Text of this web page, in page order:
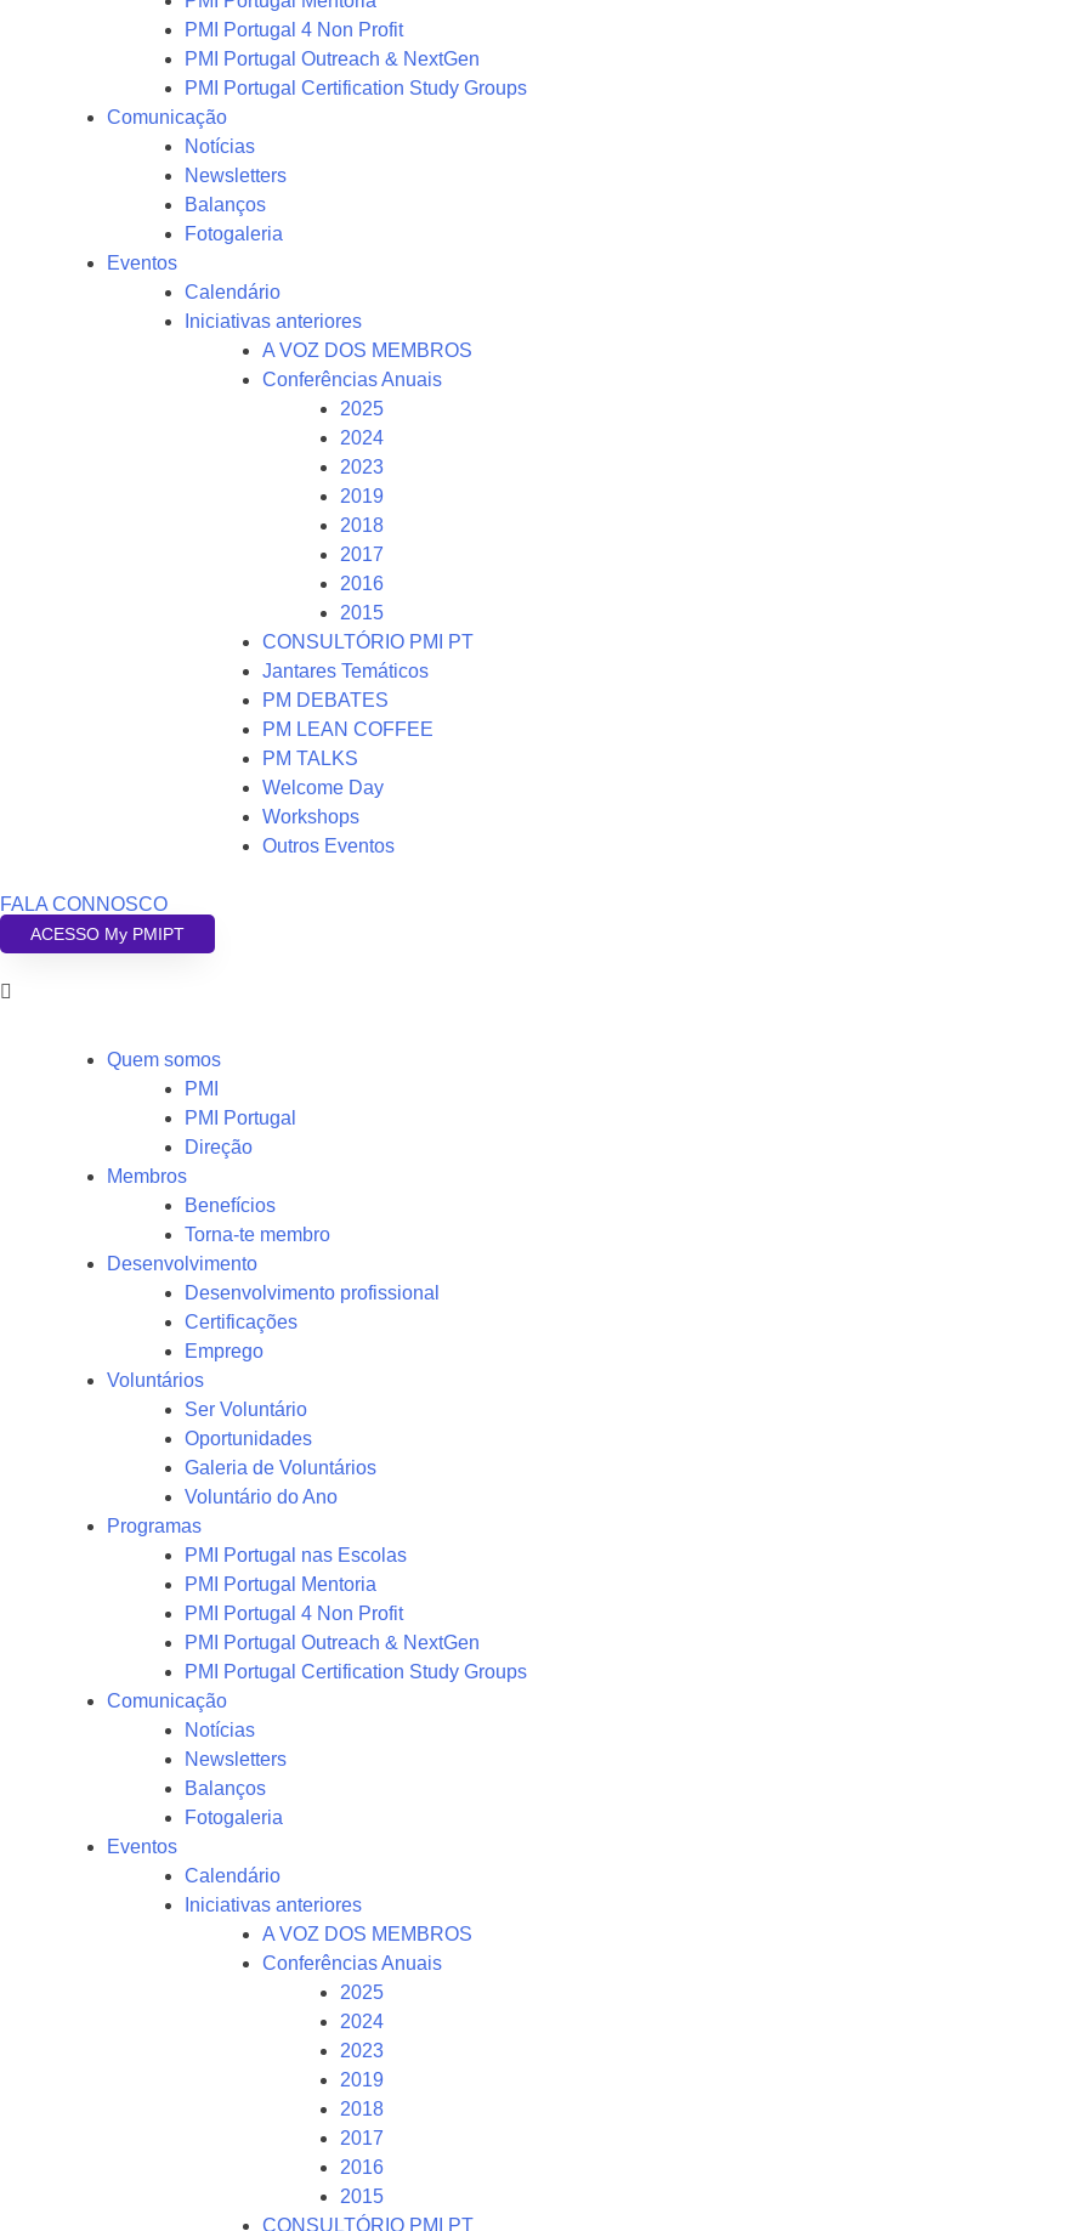
PMI Portugal 4 Non Profit
PMI Portugal Outreach & NextGen
PMI Portugal Certification Study Groups
Comunicação
Notícias
Newsletters
Balanços
Fotogaleria
Eventos
Calendário
Iniciativas anteriores
A VOZ DOS MEMBROS
Conferências Anuais
2025
2024
2023
2019
2018
2017
2016
2015
CONSULTÓRIO PMI PT
Jantares Temáticos
PM DEBATES
PM LEAN COFFEE
PM TALKS
Welcome Day
Workshops
Outros Eventos
FALA CONNOSCO
ACESSO My PMIPT
Quem somos
PMI
PMI Portugal
Direção
Membros
Benefícios
Torna-te membro
Desenvolvimento
Desenvolvimento profissional
Certificações
Emprego
Voluntários
Ser Voluntário
Oportunidades
Galeria de Voluntários
Voluntário do Ano
Programas
PMI Portugal nas Escolas
PMI Portugal Mentoria
PMI Portugal 4 Non Profit
PMI Portugal Outreach & NextGen
PMI Portugal Certification Study Groups
Comunicação
Notícias
Newsletters
Balanços
Fotogaleria
Eventos
Calendário
Iniciativas anteriores
A VOZ DOS MEMBROS
Conferências Anuais
2025
2024
2023
2019
2018
2017
2016
2015
CONSULTÓRIO PMI PT